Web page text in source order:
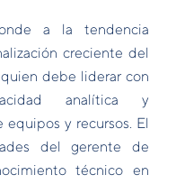
a la tendencia
creciente del
debe liderar con
analítica y
y recursos. El
del gerente de
técnico en